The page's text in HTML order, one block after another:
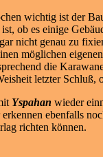
wichtig ist der
ob es einige
nicht genau zu
möglichen
die
letzter
Yspahan wieder
ebenfalls
richten können.